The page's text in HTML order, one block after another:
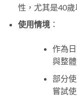
性，尤其是40歲
使用情境：
作為
與整
部分
嘗試使